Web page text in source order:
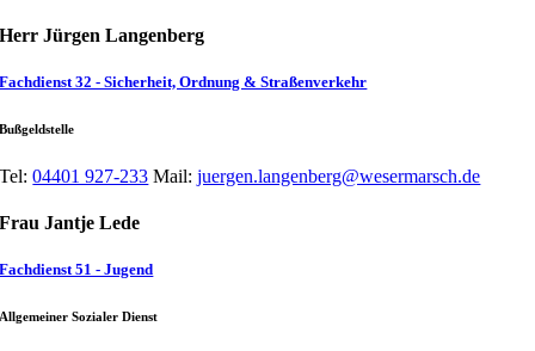
Herr Jürgen Langenberg
Fachdienst 32 - Sicherheit, Ordnung & Straßenverkehr
Bußgeldstelle
Tel: 04401 927-233 Mail: juergen.langenberg@wesermarsch.de
Frau Jantje Lede
Fachdienst 51 - Jugend
Allgemeiner Sozialer Dienst